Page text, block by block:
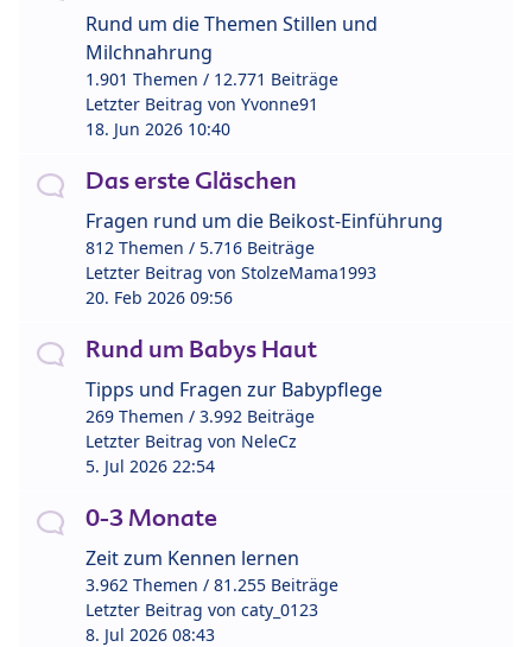
Rund um die Themen Stillen und
Milchnahrung
1.901 Themen / 12.771 Beiträge
Letzter Beitrag von Yvonne91
18. Jun 2026 10:40
Das erste Gläschen
Fragen rund um die Beikost-Einführung
812 Themen / 5.716 Beiträge
Letzter Beitrag von StolzeMama1993
20. Feb 2026 09:56
Rund um Babys Haut
Tipps und Fragen zur Babypflege
269 Themen / 3.992 Beiträge
Letzter Beitrag von NeleCz
5. Jul 2026 22:54
0-3 Monate
Zeit zum Kennen lernen
3.962 Themen / 81.255 Beiträge
Letzter Beitrag von caty_0123
8. Jul 2026 08:43